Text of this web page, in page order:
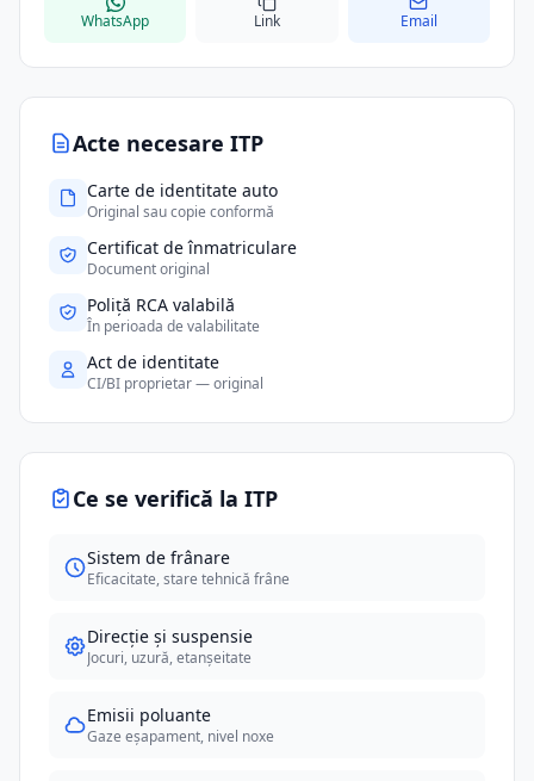
Acte necesare ITP
Carte de identitate auto
Original sau copie conformă
Certificat de înmatriculare
Document original
Poliță RCA valabilă
În perioada de valabilitate
Act de identitate
CI/BI proprietar — original
Ce se verifică la ITP
Sistem de frânare
Eficacitate, stare tehnică frâne
Direcție și suspensie
Jocuri, uzură, etanșeitate
Emisii poluante
Gaze eșapament, nivel noxe
WhatsApp Link Email